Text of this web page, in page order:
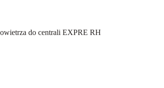
do centrali EXPRE RH